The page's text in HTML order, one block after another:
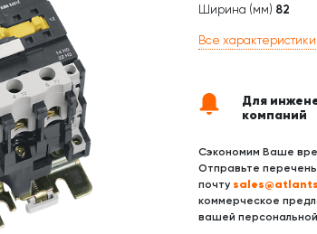
Ширина (мм) 82
Все характеристики
Для
компаний
Сэкономим Ваше
Отправьте
почту
коммерческое
вашей персональной